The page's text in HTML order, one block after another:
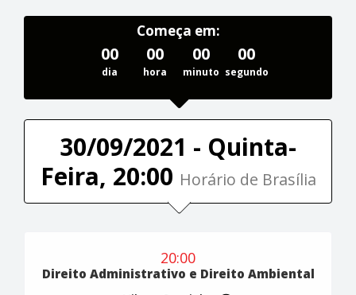
Começa em:
00
dia
00
hora
00
minuto
00
segundo
30/09/2021 - Quinta-
Feira, 20:00 Horário de Brasília
20:00
Direito Administrativo e Direito Ambiental